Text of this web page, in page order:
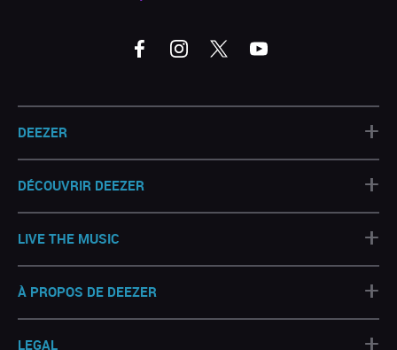
DEEZER +
DÉCOUVRIR DEEZER +
LIVE THE MUSIC +
À PROPOS DE DEEZER +
LEGAL +